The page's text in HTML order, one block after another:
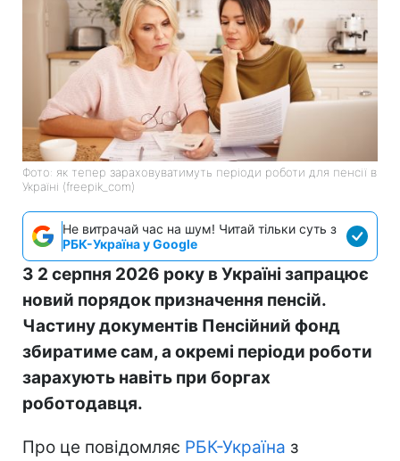
Фото: як тепер зараховуватимуть періоди роботи для пенсії в
Україні (freepik_com)
Не витрачай час на шум! Читай тільки суть з
РБК-Україна у Google
З 2 серпня 2026 року в Україні запрацює
новий порядок призначення пенсій.
Частину документів Пенсійний фонд
збиратиме сам, а окремі періоди роботи
зарахують навіть при боргах
роботодавця.
Про це повідомляє РБК-Україна з